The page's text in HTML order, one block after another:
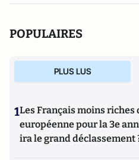
européenne dans les
(toujours) l'Europe ?(éditions
Française, 2014) etHistoire
(2015-2018)avec Anne Muxel
POPULAIRES
PLUS LUS
1Les Français moins riches
européenne pour la 3e
ira le grand déclassement